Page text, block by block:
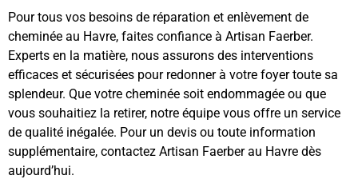
Pour tous vos besoins de réparation et enlèvement de
cheminée au Havre, faites confiance à Artisan Faerber.
Experts en la matière, nous assurons des interventions
efficaces et sécurisées pour redonner à votre foyer toute sa
splendeur. Que votre cheminée soit endommagée ou que
vous souhaitiez la retirer, notre équipe vous offre un service
de qualité inégalée. Pour un devis ou toute information
supplémentaire, contactez Artisan Faerber au Havre dès
aujourd’hui.